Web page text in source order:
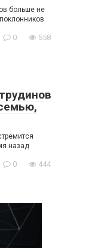
больше не
0 558
назад
0 444